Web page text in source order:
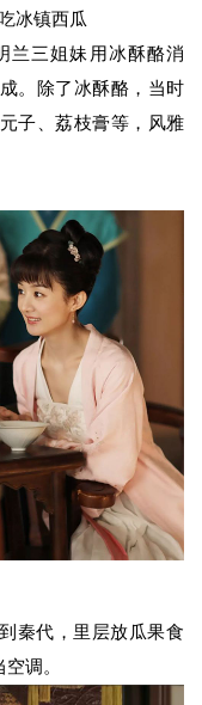
冰镇西瓜
兰三姐妹用冰酥酪消
。除了冰酥酪，当时
子、荔枝膏等，风雅
秦代，里层放瓜果食
调。